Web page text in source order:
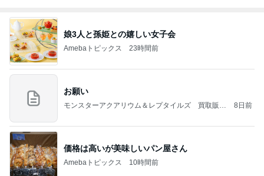
娘3人と孫姫との嬉しい女子会
Amebaトピックス 23時間前
お願い
モンスターアクアリウム＆レプタイルズ 買取販売
8日前
価格は高いが美味しいパン屋さん
Amebaトピックス 10時間前